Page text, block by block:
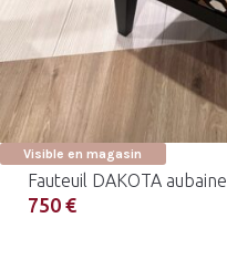
Visible en magasin
Fauteuil DAKOTA aubaine
750 €